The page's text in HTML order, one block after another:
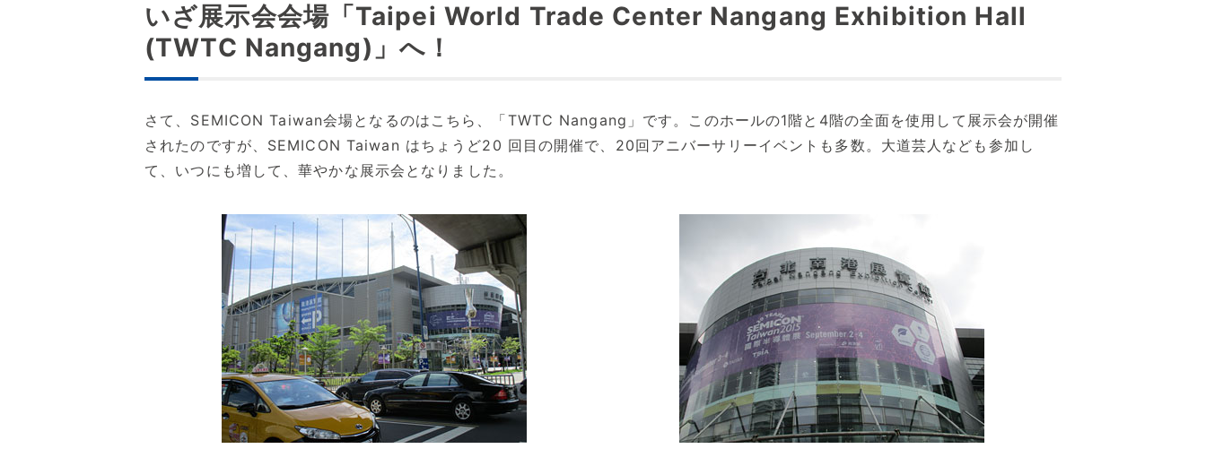
いざ展示会会場「Taipei World Trade Center Nangang Exhibition Hall
(TWTC Nangang)」へ！
さて、SEMICON Taiwan会場となるのはこちら、「TWTC Nangang」です。このホールの1階と4階の全面を使用して展示会が開催
されたのですが、SEMICON Taiwan はちょうど20 回目の開催で、20回アニバーサリーイベントも多数。大道芸人なども参加し
て、いつにも増して、華やかな展示会となりました。